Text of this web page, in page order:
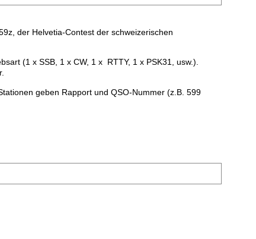
der Helvetia-Contest der schweizerischen
(1 x SSB, 1 x CW, 1 x RTTY, 1 x PSK31, usw.).
geben Rapport und QSO-Nummer (z.B. 599